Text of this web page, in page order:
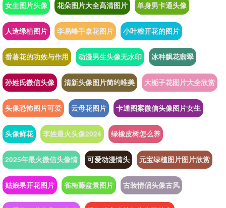
女生图片头像 花朵图片大全高清图片 单身男卡通头像
人造绿植图片 李易峰手拿花图片 小叶榕开花的图片
番薯花的功效与作用 动漫男生头像无水印 冰种飘花翡翠
孙姓氏微信头像 清新头像图片简约唯美 大栀子花图片大全欣赏
头像恐怖图片可爱 云母花图片 卡通图案微信头像图片女生
头像鲜花 李姓最火头像2024 绿橡皮树怎么养
2025年最火微信头像情 可爱动漫情头 元宝绿植图片图片欣赏
姑娘果开花图片 雀梅藤盆景图片 古装情侣头像古风